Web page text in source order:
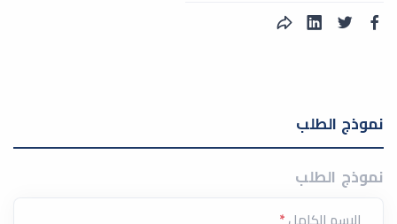
نموذج الطلب
نموذج الطلب